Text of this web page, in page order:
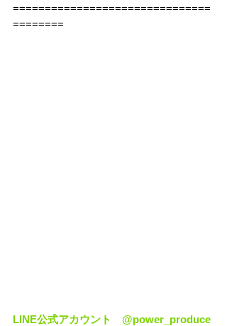
===============================
========
LINE公式アカウント　@power_produce